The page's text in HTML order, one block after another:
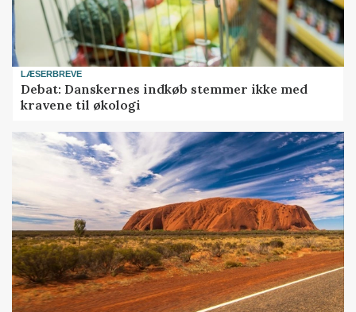
LÆSERBREVE
Debat: Danskernes indkøb stemmer ikke med
kravene til økologi